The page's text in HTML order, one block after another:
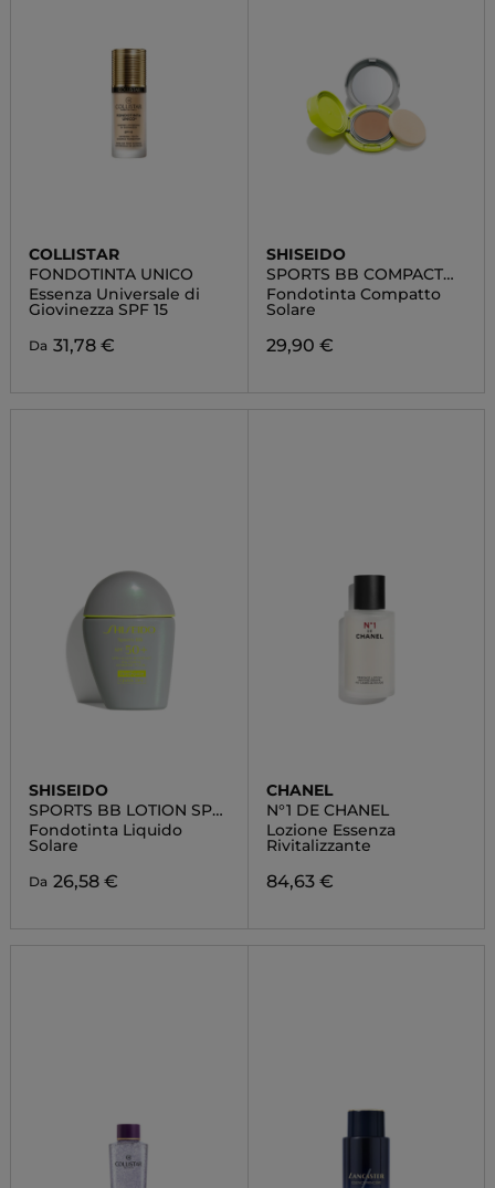
COLLISTAR
FONDOTINTA UNICO
Essenza Universale di
Giovinezza SPF 15
Da 31,78 €
SHISEIDO
SPORTS BB COMPACT
SPF 50+
Fondotinta Compatto
Solare
29,90 €
SHISEIDO
SPORTS BB LOTION SPF
50+
Fondotinta Liquido
Solare
Da 26,58 €
CHANEL
N°1 DE CHANEL
Lozione Essenza
Rivitalizzante
84,63 €